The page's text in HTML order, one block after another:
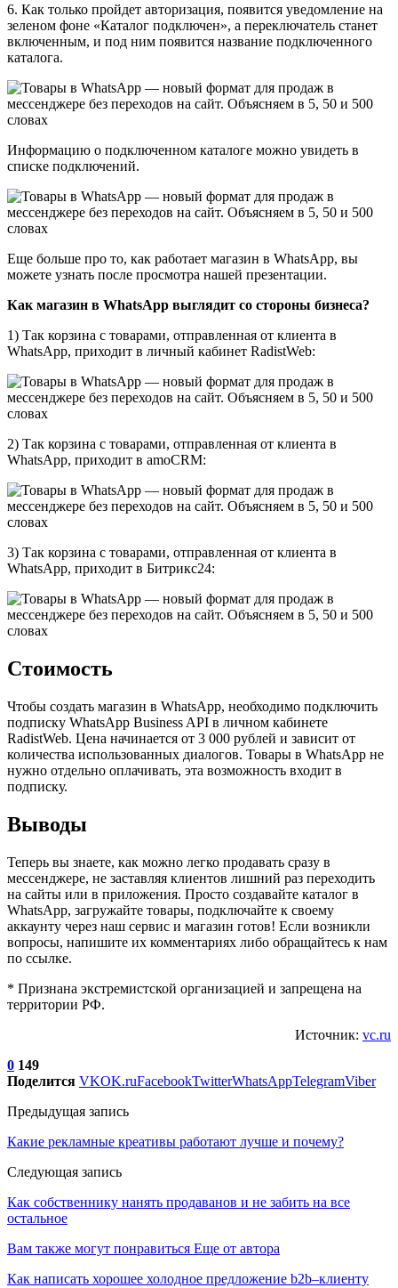
6. Как только пройдет авторизация, появится уведомление на
зеленом фоне «Каталог подключен», а переключатель станет
включенным, и под ним появится название подключенного
каталога.
Информацию о подключенном каталоге можно увидеть в
списке подключений.
Еще больше про то, как работает магазин в WhatsApp, вы
можете узнать после просмотра нашей презентации.
Как магазин в WhatsApp выглядит со стороны бизнеса?
1) Так корзина с товарами, отправленная от клиента в
WhatsApp, приходит в личный кабинет RadistWeb:
2) Так корзина с товарами, отправленная от клиента в
WhatsApp, приходит в amoCRM:
3) Так корзина с товарами, отправленная от клиента в
WhatsApp, приходит в Битрикс24:
Стоимость
Чтобы создать магазин в WhatsApp, необходимо подключить
подписку WhatsApp Business API в личном кабинете
RadistWeb. Цена начинается от 3 000 рублей и зависит от
количества использованных диалогов. Товары в WhatsApp не
нужно отдельно оплачивать, эта возможность входит в
подписку.
Выводы
Теперь вы знаете, как можно легко продавать сразу в
мессенджере, не заставляя клиентов лишний раз переходить
на сайты или в приложения. Просто создавайте каталог в
WhatsApp, загружайте товары, подключайте к своему
аккаунту через наш сервис и магазин готов! Если возникли
вопросы, напишите их комментариях либо обращайтесь к нам
по ссылке.
* Признана экстремистской организацией и запрещена на
территории РФ.
Источник: vc.ru
0 149
Поделится VKOK.ruFacebookTwitterWhatsAppTelegramViber
Предыдущая запись
Какие рекламные креативы работают лучше и почему?
Следующая запись
Как собственнику нанять продаванов и не забить на все
остальное
Вам также могут понравиться Еще от автора
Как написать хорошее холодное предложение b2b–клиенту